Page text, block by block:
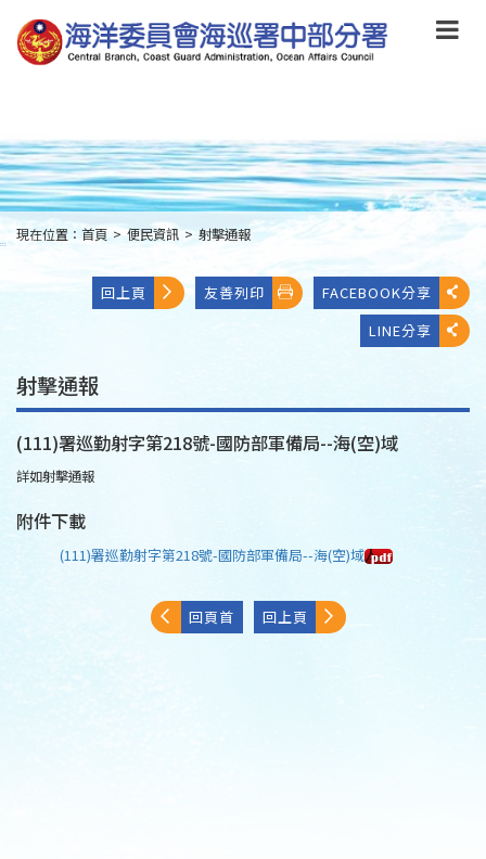
到
主
要
to
main
content
:::
現在位置： 首頁 > 便民資訊 > 射擊通報
回上頁 友善列印
FACEBOOK分享
LINE分享
射擊通報
(111)署巡勤射字第218號-國防部軍備局--海(空)域
詳如射擊通報
附件下載
(111)署巡勤射字第218號-國防部軍備局--海(空)域
回頁首 回上頁